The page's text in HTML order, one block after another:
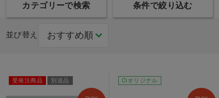
カテゴリーで検索 条件で絞り込む
並び替え
受発注商品 別送品 Ciオリジナル